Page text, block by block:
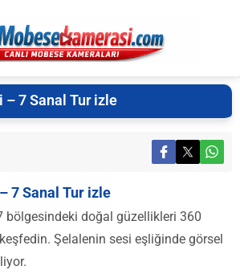
– 7 Sanal Tur izle
7 Sanal Tur izle
bölgesindeki doğal güzellikleri 360
Şelalenin sesi eşliğinde görsel